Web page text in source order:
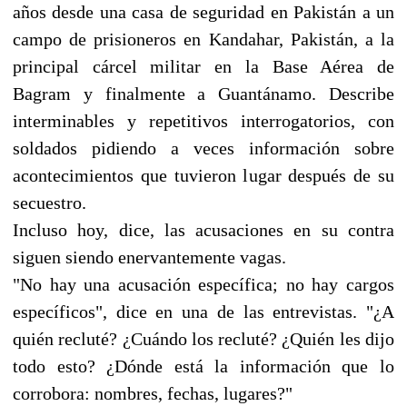
años desde una casa de seguridad en Pakistán a un
campo de prisioneros en Kandahar, Pakistán, a la
principal cárcel militar en la Base Aérea de
Bagram y finalmente a Guantánamo. Describe
interminables y repetitivos interrogatorios, con
soldados pidiendo a veces información sobre
acontecimientos que tuvieron lugar después de su
secuestro.
Incluso hoy, dice, las acusaciones en su contra
siguen siendo enervantemente vagas.
"No hay una acusación específica; no hay cargos
específicos", dice en una de las entrevistas. "¿A
quién recluté? ¿Cuándo los recluté? ¿Quién les dijo
todo esto? ¿Dónde está la información que lo
corrobora: nombres, fechas, lugares?"